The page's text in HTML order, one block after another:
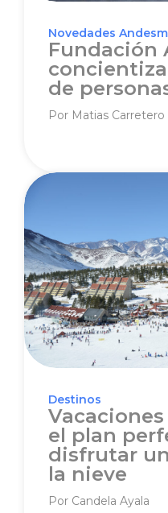
Novedades
Fundación
de
Por Matias Carretero
Destinos
el plan
disfrutar
la nieve
Por Candela Ayala